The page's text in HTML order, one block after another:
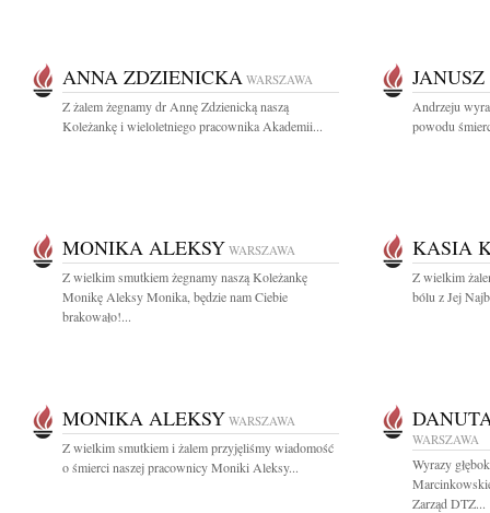
ANNA ZDZIENICKA WARSZAWA
Z żalem żegnamy dr Annę Zdzienicką naszą
Koleżankę i wieloletniego pracownika Akademii...
Andrzeju
powodu
MONIKA ALEKSY WARSZAWA
Z wielkim smutkiem żegnamy naszą Koleżankę
Monikę Aleksy Monika, będzie nam Ciebie
brakowało!...
KASIA
Z wielkim
bólu z Jej
MONIKA ALEKSY WARSZAWA
Z wielkim smutkiem i żalem przyjęliśmy wiadomość
o śmierci naszej pracownicy Moniki Aleksy...
WARSZAWA
Wyrazy
Zarząd DTZ...